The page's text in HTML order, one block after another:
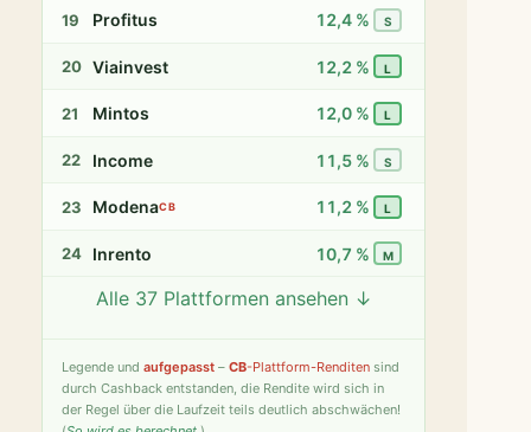
19 Profitus 12,4 % S
20 Viainvest 12,2 % L
21 Mintos 12,0 % L
22 Income 11,5 % S
23 ModenaCB 11,2 % L
24 Inrento 10,7 % M
Twino 9,8 %
27 PeerBerry 9,2 %
Alle 37 Plattformen ansehen ↓
Legende und aufgepasst – CB-Plattform-Renditen sind
durch Cashback entstanden, die Rendite wird sich in
der Regel über die Laufzeit teils deutlich abschwächen!